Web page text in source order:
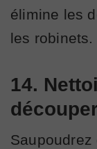
élimine les
les robinets.
14.